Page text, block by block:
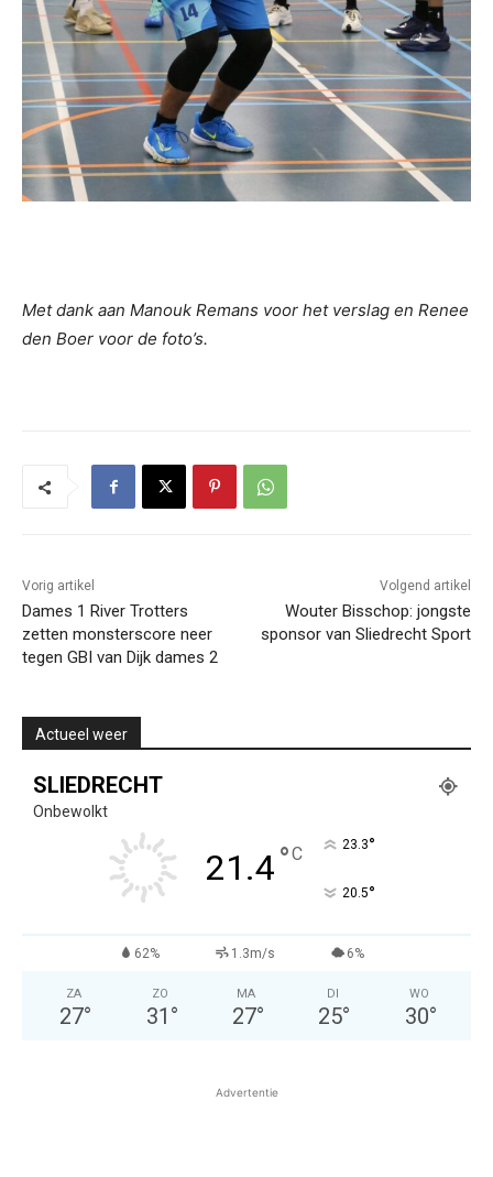
Met dank aan Manouk Remans voor het verslag en Renee
den Boer voor de foto’s.
Vorig artikel
Dames 1 River Trotters
zetten monsterscore neer
tegen GBI van Dijk dames 2
Volgend artikel
Wouter Bisschop: jongste
sponsor van Sliedrecht Sport
Actueel weer
SLIEDRECHT
Onbewolkt
21.4°C 23.3°
20.5°
62% 1.3m/s 6%
ZA
27°
ZO
31 °
MA
27°
DI
25°
WO
30°
Advertentie